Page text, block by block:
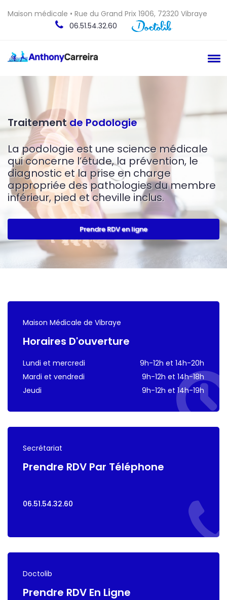
Maison médicale • Rue du Grand Prix 1906, 72320 Vibraye
06.51.54.32.60
Soinsde Pédicurie
Maison Médicale de Vibraye
Horaires D'ouverture
Lundi et mercredi
9h-12h et 14h-20h
Mardi et vendredi
9h-12h et 14h-18h
Jeudi
9h-12h et 14h-19h
Secrétariat
Prendre RDV Par Téléphone
06.51.54.32.60
Doctolib
Prendre RDV En Ligne